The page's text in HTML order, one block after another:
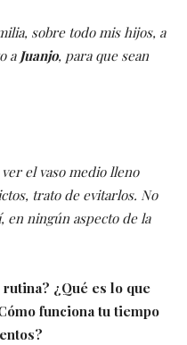
sobre todo mis hijos, a
a Juanjo, para que sean
el vaso medio lleno
trato de evitarlos. No
en ningún aspecto de la
¿Qué es lo que
funciona tu tiempo